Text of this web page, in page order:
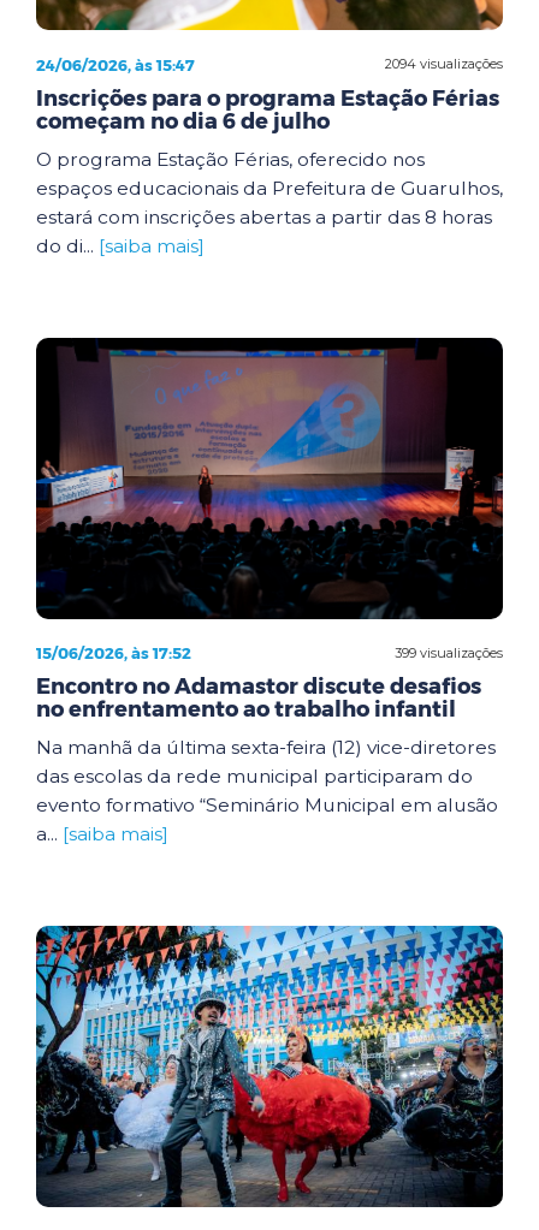
2094 visualizações
24/06/2026, às 15:47
Inscrições para o programa Estação Férias
começam no dia 6 de julho
O programa Estação Férias, oferecido nos
espaços educacionais da Prefeitura de Guarulhos,
estará com inscrições abertas a partir das 8 horas
do di... [saiba mais]
399 visualizações
15/06/2026, às 17:52
Encontro no Adamastor discute desafios
no enfrentamento ao trabalho infantil
Na manhã da última sexta-feira (12) vice-diretores
das escolas da rede municipal participaram do
evento formativo “Seminário Municipal em alusão
a... [saiba mais]